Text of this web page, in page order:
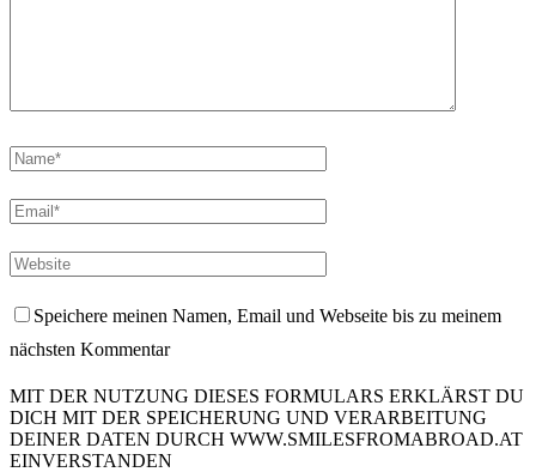
Speichere meinen Namen, Email und Webseite bis zu meinem
nächsten Kommentar
MIT DER NUTZUNG DIESES FORMULARS ERKLÄRST DU
DICH MIT DER SPEICHERUNG UND VERARBEITUNG
DEINER DATEN DURCH WWW.SMILESFROMABROAD.AT
EINVERSTANDEN